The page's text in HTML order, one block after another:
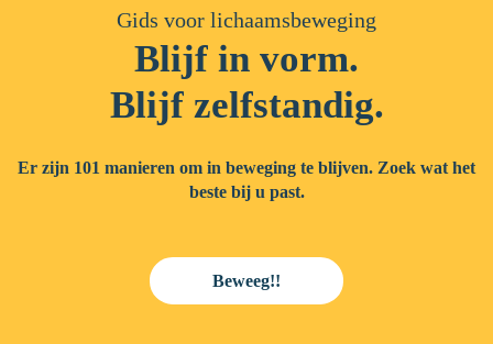
Gids voor lichaamsbeweging
Blijf in vorm.
Blijf zelfstandig.
Er zijn 101 manieren om in beweging te blijven. Zoek wat het
beste bij u past.
Beweeg!!